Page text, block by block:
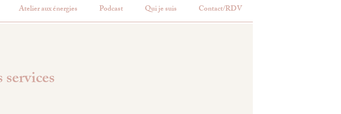
Atelier aux énergies Podcast Qui je suis Contact/RDV